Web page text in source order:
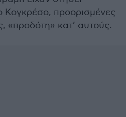
Κογκρέσο, προορισμένες
«προδότη» κατ’ αυτούς.